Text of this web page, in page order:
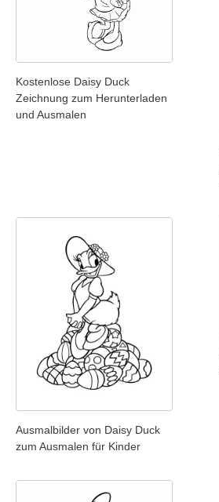
Kostenlose Daisy Duck
Zeichnung zum Herunterladen
und Ausmalen
Ausmalbilder von Daisy Duck
zum Ausmalen für Kinder